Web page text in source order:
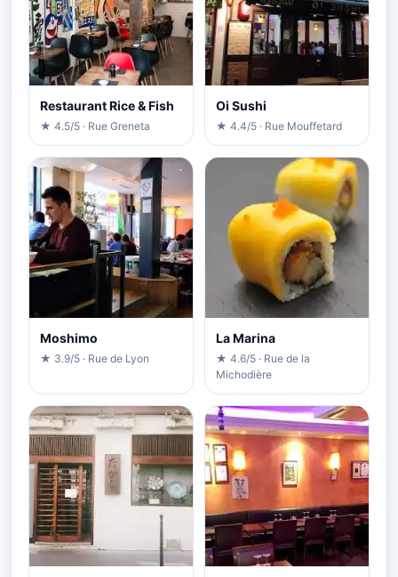
Restaurant Rice & Fish
★ 4.5/5 · Rue Greneta
Oi Sushi
★ 4.4/5 · Rue Mouffetard
Moshimo
★ 3.9/5 · Rue de Lyon
La Marina
★ 4.6/5 · Rue de la
Michodière